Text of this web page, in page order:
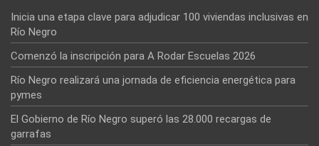
Inicia una etapa clave para adjudicar 100 viviendas inclusivas en
Río Negro
Comenzó la inscripción para A Rodar Escuelas 2026
Río Negro realizará una jornada de eficiencia energética para
pymes
El Gobierno de Río Negro superó las 28.000 recargas de
garrafas